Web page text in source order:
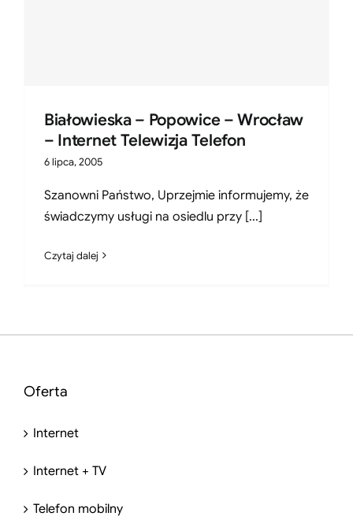
Białowieska – Popowice – Wrocław
– Internet Telewizja Telefon
6 lipca, 2005
Szanowni Państwo, Uprzejmie informujemy, że
świadczymy usługi na osiedlu przy [...]
Czytaj dalej
Oferta
Internet
Internet + TV
Telefon mobilny